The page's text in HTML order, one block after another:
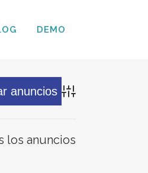
DEMO
Búsqueda
los anuncios